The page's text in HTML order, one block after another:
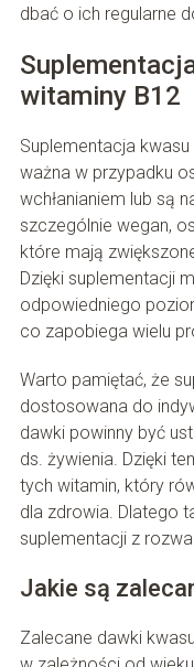
dbać o ich regularne
witaminy B12
Suplementacja
ważna w przypadku
wchłanianiem lub są
szczególnie wegan,
które mają
Dzięki suplementacji
odpowiedniego
co zapobiega wielu
Warto pamiętać, że
dostosowana do
dawki powinny być
ds. żywienia. Dzięki
tych witamin, który
dla zdrowia. Dlatego
suplementacji z
Jakie są
Zalecane dawki